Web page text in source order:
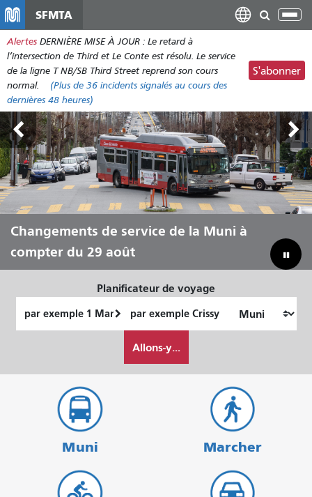
contenu
principal
SFMTA
Alertes DERNIÈRE MISE À JOUR : Le retard à
l’intersection de Third et Le Conte est résolu. Le service
de la ligne T NB/SB Third Street reprend son cours
normal.
(Plus de 36 incidents signalés au cours des
dernières 48 heures)
S'abonner
Outside Lands, du 7 au 9 août
Changements de service de la Muni à
compter du 29 août
Laissez Muni vous transporter tout
au long de l'été
Combler notre déficit budgétaire pour
sauver la Muni
Planificateur de voyage
de
final
je
veux
Allons-y...
Muni Marcher